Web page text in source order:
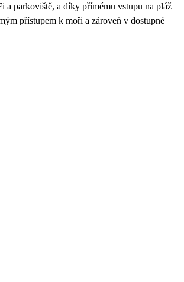
a parkoviště, a díky přímému vstupu na pláž
přístupem k moři a zároveň v dostupné